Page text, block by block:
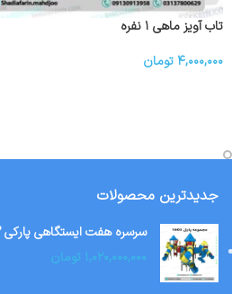
تاب آویز ماهی ۱ نفره
۴,۰۰۰,۰۰۰ تومان
جدیدترین محصولات
سرسره هفت ایستگاهی پارکی ۱۶۰۳
۱,۰۲۰,۰۰۰,۰۰۰ تومان